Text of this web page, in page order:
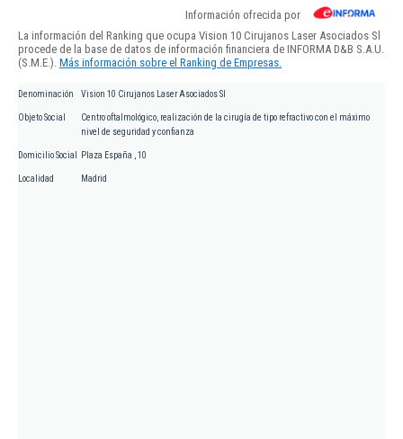
Información ofrecida por
La información del Ranking que ocupa Vision 10 Cirujanos Laser Asociados Sl
procede de la base de datos de información financiera de INFORMA D&B S.A.U.
(S.M.E.). Más información sobre el Ranking de Empresas.
Denominación Vision 10 Cirujanos Laser Asociados Sl
Objeto Social
Centro oftalmológico, realización de la cirugía de tipo refractivo con el máximo
nivel de seguridad y confianza
Domicilio Social Plaza España , 10
Localidad Madrid